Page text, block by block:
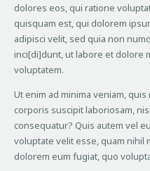
dolores eos, qui ratione
quisquam est, qui dolorem
adipisci velit, sed quia non
inci[di]dunt, ut labore et dolore
voluptatem.
Ut enim ad minima veniam,
corporis suscipit laboriosam,
consequatur? Quis autem vel
voluptate velit esse, quam nihil
dolorem eum fugiat, quo